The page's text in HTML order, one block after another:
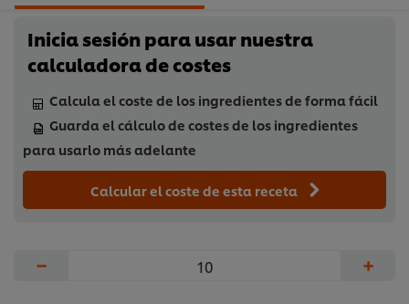
Inicia sesión para usar nuestra
calculadora de costes
Calcula el coste de los ingredientes de forma fácil
Guarda el cálculo de costes de los ingredientes
para usarlo más adelante
Calcular el coste de esta receta
− +